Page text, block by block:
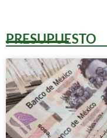
PRESUPUESTO